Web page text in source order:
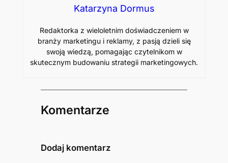
Katarzyna Dormus
Redaktorka z wieloletnim doświadczeniem w
branży marketingu i reklamy, z pasją dzieli się
swoją wiedzą, pomagając czytelnikom w
skutecznym budowaniu strategii marketingowych.
Komentarze
Dodaj komentarz